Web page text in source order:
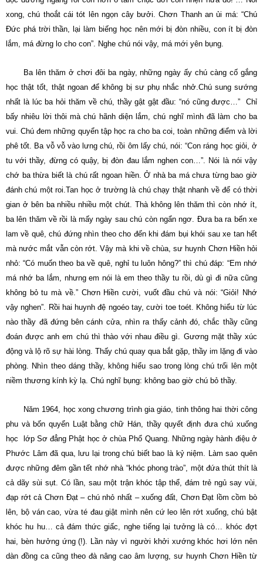
xong, chú thoắt cái tót lên ngọn cây bưởi. Chơn Thanh an ủi má: “Chú
Ðức phá trời thần, lại làm biếng học nên mới bị đòn nhiều, con ít bị đòn
lắm, má đừng lo cho con”. Nghe chú nói vậy, má mới yên bụng.
Ba lên thăm ở chơi đôi ba ngày, những ngày ấy chú càng cố gắng
học thật tốt, thật ngoan để không bị sư phụ nhắc nhở.Chú sung sướng
nhất là lúc ba hỏi thăm về chú, thầy gật gật đầu: “nó cũng được…” Chỉ
bấy nhiêu lời thôi mà chú hãnh diện lắm, chú nghĩ mình đã làm cho ba
vui. Chú đem những quyển tập học ra cho ba coi, toàn những điểm và lời
phê tốt. Ba vỗ vỗ vào lưng chú, rồi ôm lấy chú, nói: “Con ráng học giỏi, ở
tu với thầy, đừng có quậy, bị đòn đau lắm nghen con…”. Nói là nói vậy
chớ ba thừa biết là chú rất ngoan hiền. Ở nhà ba má chưa từng bao giờ
đánh chú một roi.Tan học ở trường là chú chạy thật nhanh về để có thời
gian ở bên ba nhiều nhiều một chút. Thà không lên thăm thì còn nhớ ít,
ba lên thăm về rồi là mấy ngày sau chú còn ngẩn ngơ. Ðưa ba ra bến xe
lam về quê, chú đứng nhìn theo cho đến khi đám bụi khói sau xe tan hết
mà nước mắt vẫn còn rớt. Vậy mà khi về chùa, sư huynh Chơn Hiền hỏi
nhỏ: “Có muốn theo ba về quê, nghỉ tu luôn hông?” thì chú đáp: “Em nhớ
má nhớ ba lắm, nhưng em nói là em theo thầy tu rồi, dù gì đi nữa cũng
không bỏ tu mà về.” Chơn Hiền cười, vuốt đầu chú và nói: “Giỏi! Nhớ
vậy nghen”. Rồi hai huynh đệ ngoéo tay, cười toe toét. Không hiểu từ lúc
nào thầy đã đứng bên cánh cửa, nhìn ra thấy cảnh đó, chắc thầy cũng
đoán được anh em chú thì thào với nhau điều gì. Gương mặt thầy xúc
động và lộ rõ sự hài lòng. Thấy chú quay qua bắt gặp, thầy im lặng đi vào
phòng. Nhìn theo dáng thầy, không hiểu sao trong lòng chú trổi lên một
niềm thương kính kỳ lạ. Chú nghĩ bụng: không bao giờ chú bỏ thầy.
Năm 1964, học xong chương trình gia giáo, tinh thông hai thời công
phu và bốn quyển Luật bằng chữ Hán, thầy quyết định đưa chú xuống
học lớp Sơ đẳng Phật học ở chùa Phổ Quang. Những ngày hành điệu ở
Phước Lâm đã qua, lưu lại trong chú biết bao là kỷ niệm. Làm sao quên
được những đêm gần tết nhớ nhà “khóc phong trào”, một đứa thút thít là
cả dãy sùi sụt. Có lần, sau một trận khóc tập thể, đám trẻ ngủ say vùi,
đạp rớt cả Chơn Ðạt – chú nhỏ nhất – xuống đất, Chơn Ðạt lồm cồm bò
lên, bộ ván cao, vừa té đau giật mình nên cứ leo lên rớt xuống, chú bật
khóc hu hu… cả đám thức giấc, nghe tiếng lại tưởng là có… khóc đợt
hai, bèn hưởng ứng (!). Lần này vì người khởi xướng khóc hơi lớn nên
dàn đồng ca cũng theo đà nâng cao âm lượng, sư huynh Chơn Hiền từ